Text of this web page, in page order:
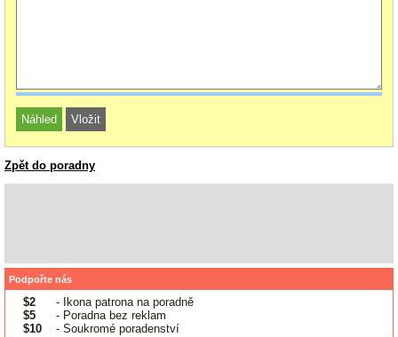
Zpět do poradny
Podpořte nás
$2
- Ikona patrona na poradně
$5
- Poradna bez reklam
$10
- Soukromé poradenství